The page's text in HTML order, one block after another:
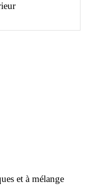
et à mélange